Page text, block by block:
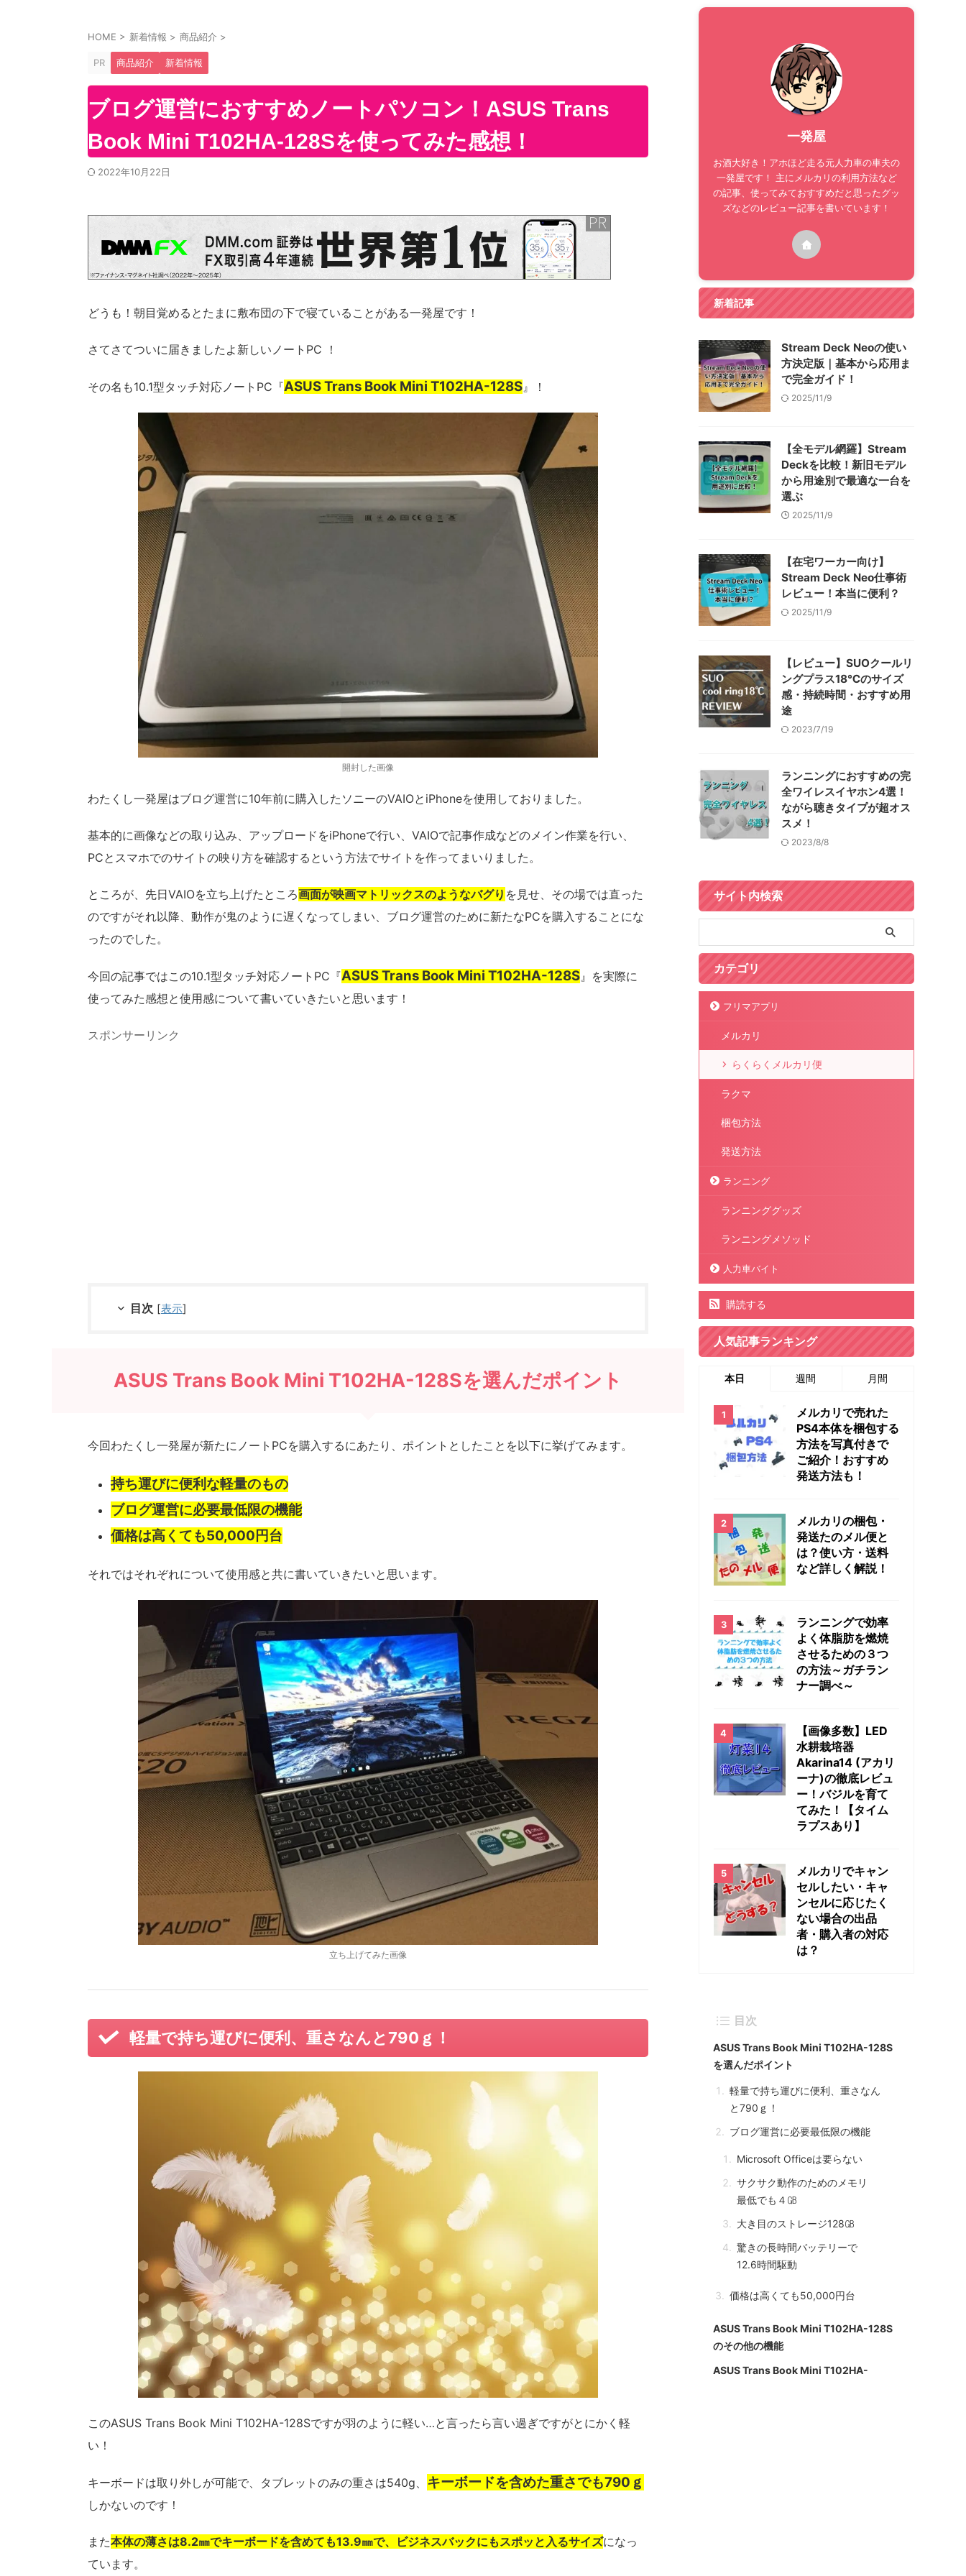
HOME > 新着情報 > 商品紹介 >
PR 商品紹介 新着情報
ブログ運営におすすめノートパソコン！ASUS Trans
Book Mini T102HA-128Sを使ってみた感想！
2022年10月22日
どうも！朝目覚めるとたまに敷布団の下で寝ていることがある一発屋です！
さてさてついに届きましたよ新しいノートPC ！
その名も10.1型タッチ対応ノートPC『ASUS Trans Book Mini T102HA-128S』！
開封した画像
わたくし一発屋はブログ運営に10年前に購入したソニーのVAIOとiPhoneを使用しておりました。
基本的に画像などの取り込み、アップロードをiPhoneで行い、VAIOで記事作成などのメイン作業を行い、
PCとスマホでのサイトの映り方を確認するという方法でサイトを作ってまいりました。
ところが、先日VAIOを立ち上げたところ画面が映画マトリックスのようなバグり を 見せ、その場では直った
のですがそれ以降、動作が鬼のように遅くなってしまい、ブログ運営のために新たなPCを購入することにな
ったのでした。
今回の記事ではこの10.1型タッチ対応ノートPC『ASUS Trans Book Mini T102HA-128S』を実際に
使ってみた感想と使用感について書いていきたいと思います！
スポンサーリンク
目次 [表示]
ASUS Trans Book Mini T102HA-128Sを選んだポイント
今回わたくし一発屋が新たにノートPCを購入するにあたり、ポイントとしたことを以下に挙げてみます。
持ち運びに便利な軽量のもの
ブログ運営に必要最低限の機能
価格は高くても50,000円台
それではそれぞれについて使用感と共に書いていきたいと思います。
立ち上げてみた画像
軽量で持ち運びに便利、重さなんと790ｇ！
このASUS Trans Book Mini T102HA-128Sですが羽のように軽い…と言ったら言い過ぎですがとにかく軽
い！
キーボードは取り外しが可能で、タブレットのみの重さは540g、 キーボードを含めた重さでも790ｇ
しかないのです！
また本体の薄さは8.2㎜でキーボードを含めても13.9㎜で、ビジネスバックにもスポッと入るサイズになっ
ています。
一発屋
お酒大好き！アホほど走る元人力車の車夫の
一発屋です！ 主にメルカリの利用方法など
の記事、使ってみておすすめだと思ったグッ
ズなどのレビュー記事を書いています！
新着記事
Stream Deck Neoの使い
方決定版｜基本から応用ま
で完全ガイド！
2025/11/9
【全モデル網羅】Stream
Deckを比較！新旧モデル
から用途別で最適な一台を
選ぶ
2025/11/9
【在宅ワーカー向け】
Stream Deck Neo仕事術
レビュー！本当に便利？
2025/11/9
【レビュー】SUOクールリ
ングプラス18℃のサイズ
感・持続時間・おすすめ用
途
2023/7/19
ランニングにおすすめの完
全ワイレスイヤホン4選！
ながら聴きタイプが超オス
スメ！
2023/8/8
サイト内検索
カテゴリ
フリマアプリ
メルカリ
らくらくメルカリ便
ラクマ
梱包方法
発送方法
ランニング
ランニンググッズ
ランニングメソッド
人力車バイト
購読する
人気記事ランキング
本日 週間 月間
メルカリで売れた
PS4本体を梱包する
方法を写真付きで
ご紹介！おすすめ
発送方法も！
メルカリの梱包・
発送たのメル便と
は？使い方・送料
など詳しく解説！
ランニングで効率
よく体脂肪を燃焼
させるための３つ
の方法～ガチラン
ナー調べ～
【画像多数】LED
水耕栽培器
Akarina14 (アカリ
ーナ)の徹底レビュ
ー！バジルを育て
てみた！【タイム
ラプスあり】
メルカリでキャン
セルしたい・キャ
ンセルに応じたく
ない場合の出品
者・購入者の対応
は？
目次
ASUS Trans Book Mini T102HA-128S
を選んだポイント
軽量で持ち運びに便利、重さなん
と790ｇ！
ブログ運営に必要最低限の機能
Microsoft Officeは要らない
サクサク動作のためのメモリ
最低でも４㎇
大き目のストレージ128㎇
驚きの長時間バッテリーで
12.6時間駆動
価格は高くても50,000円台
ASUS Trans Book Mini T102HA-128S
のその他の機能
ASUS Trans Book Mini T102HA-